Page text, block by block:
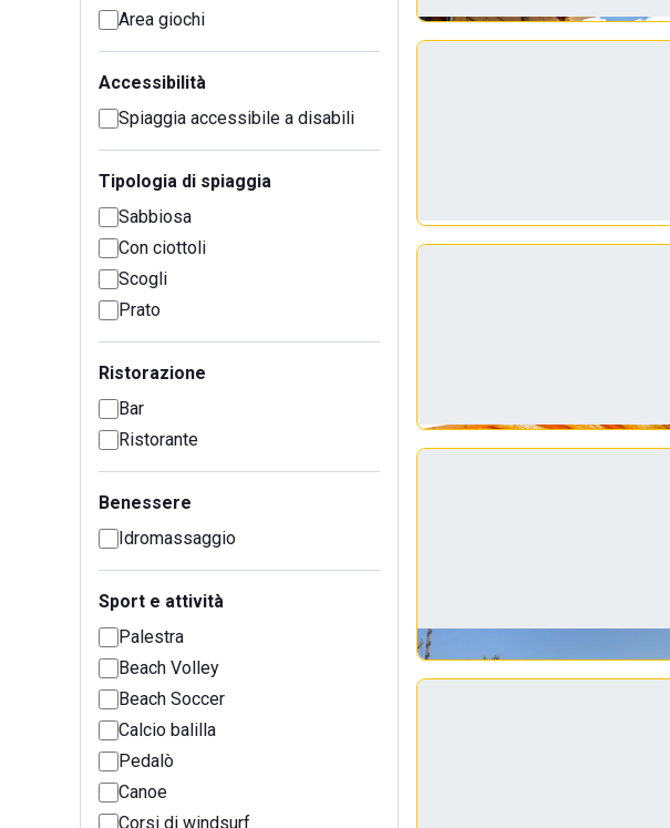
Area giochi
Accessibilità
Spiaggia accessibile a disabili
Tipologia di spiaggia
Sabbiosa
Con ciottoli
Scogli
Prato
Ristorazione
Bar
Ristorante
Benessere
Idromassaggio
Sport e attività
Palestra
Beach Volley
Beach Soccer
Calcio balilla
Pedalò
Canoe
Corsi di windsurf